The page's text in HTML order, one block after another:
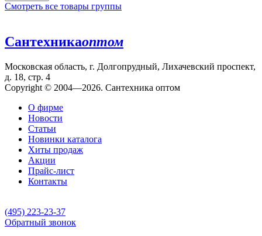
Смотреть все товары группы
Сантехникаоптом
Московская область, г. Долгопрудный, Лихачевский проспект,
д. 18, стр. 4
Copyright © 2004—2026. Сантехника оптом
О фирме
Новости
Статьи
Новинки каталога
Хиты продаж
Акции
Прайс-лист
Контакты
(495) 223-23-37
Обратный звонок